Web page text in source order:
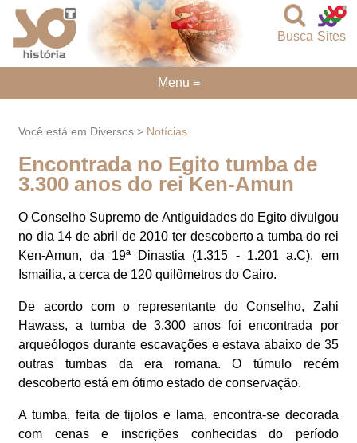
Sites
Busca
Você está em Diversos > Notícias
Encontrada no Egito tumba de
3.300 anos do rei Ken-Amun
O Conselho Supremo de Antiguidades do Egito divulgou
no dia 14 de abril de 2010 ter descoberto a tumba do rei
Ken-Amun, da 19ª Dinastia (1.315 - 1.201 a.C), em
Ismailia, a cerca de 120 quilômetros do Cairo.
De acordo com o representante do Conselho, Zahi
Hawass, a tumba de 3.300 anos foi encontrada por
arqueólogos durante escavações e estava abaixo de 35
outras tumbas da era romana. O túmulo recém
descoberto está em ótimo estado de conservação.
A tumba, feita de tijolos e lama, encontra-se decorada
com cenas e inscrições conhecidas do período